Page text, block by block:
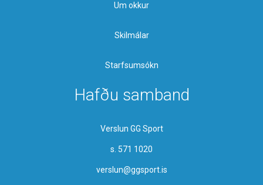
Um okkur
Skilmálar
Starfsumsókn
Hafðu samband
Verslun GG Sport
s. 571 1020
verslun@ggsport.is